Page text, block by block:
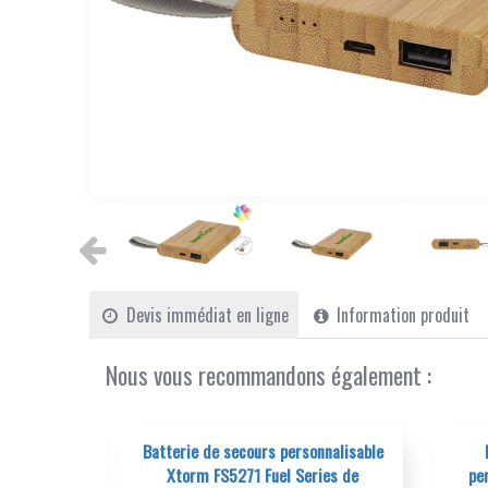
Devis immédiat en ligne Information produit
Nous vous recommandons également :
secours personnalisable
Batterie powerbank externe
personnalisable Koby 5000 mAh